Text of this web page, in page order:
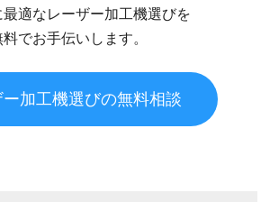
最適なレーザー加工機選びを
料でお手伝いします。
ー加工機選びの無料相談